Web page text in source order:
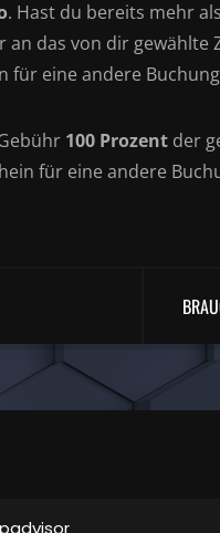
. Hast du bereits mehr
das von dir gewählte
für eine andere
100 Prozent der
für eine andere